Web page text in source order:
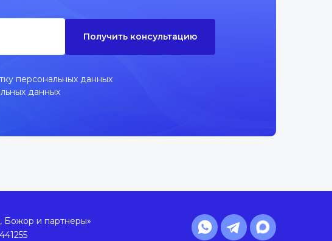
Получить консультацию
персональных данных
данных
и партнеры»